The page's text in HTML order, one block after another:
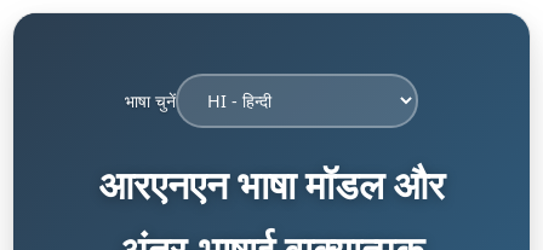
भाषा चुनें
आरएनएन भाषा मॉडल और